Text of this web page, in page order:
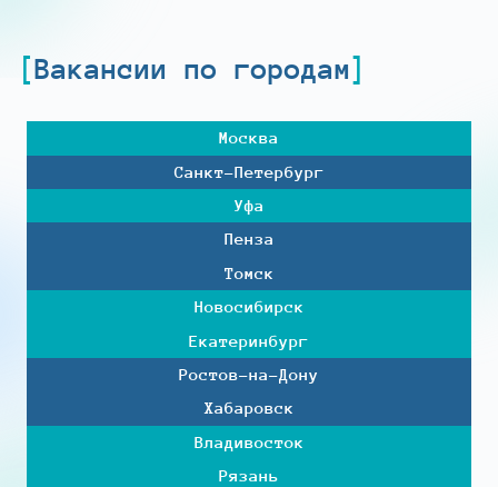
Вакансии по городам
Москва
Санкт-Петербург
Уфа
Пенза
Томск
Новосибирск
Екатеринбург
Ростов-на-Дону
Хабаровск
Владивосток
Рязань